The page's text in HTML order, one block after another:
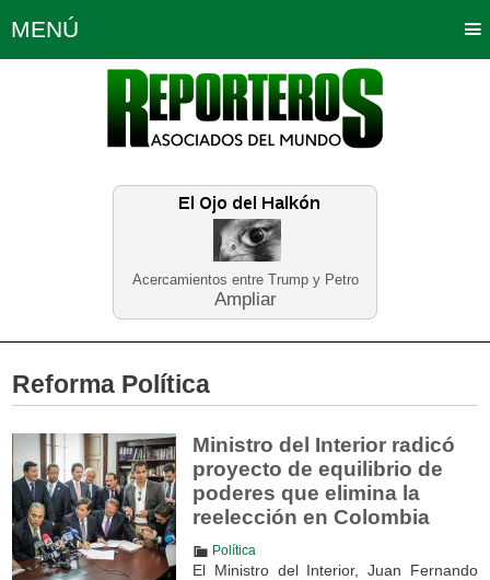
Acercamientos entre Trump y Petro
Ampliar
MENÚ
Política Opinión Bogotá
Planeta Tierra Deportes
Educación Neira
Reforma Política
Ministro del Interior radicó
proyecto de equilibrio de
poderes que elimina la
reelección en Colombia
Política
El Ministro del Interior, Juan Fernando